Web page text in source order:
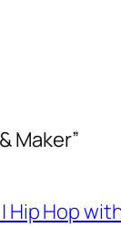
Maker”
Hip Hop